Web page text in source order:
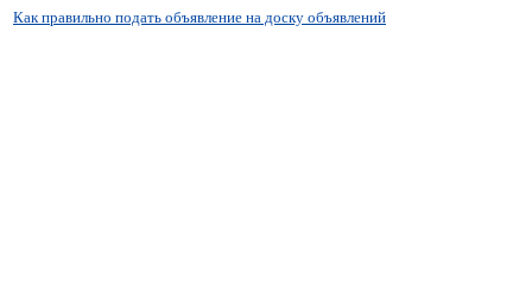
Как правильно подать объявление на доску объявлений